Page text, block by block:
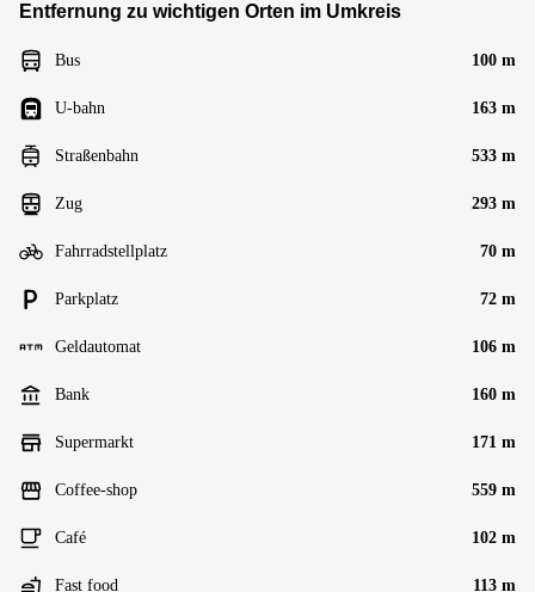
Entfernung zu wichtigen Orten im Umkreis
Bus 100 m
U-bahn 163 m
Straßenbahn 533 m
Zug 293 m
Fahrradstellplatz 70 m
Parkplatz 72 m
Geldautomat 106 m
Bank 160 m
Supermarkt 171 m
Coffee-shop 559 m
Café 102 m
Fast food 113 m